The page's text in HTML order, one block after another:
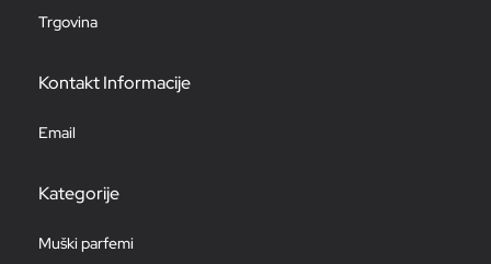
Trgovina
Kontakt Informacije
Email
Kategorije
Muški parfemi